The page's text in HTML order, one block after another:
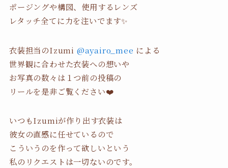
ポージングや構図、使用するレンズ
レタッチ全てに力を注いでます✨
衣装担当のIzumi @ayairo_mee による
世界観に合わせた衣装への想いや
お写真の数々は１つ前の投稿の
リールを是非ご覧ください❤️
いつもIzumiが作り出す衣装は
彼女の直感に任せているので
こういうのを作って欲しいという
私のリクエストは一切ないのです。